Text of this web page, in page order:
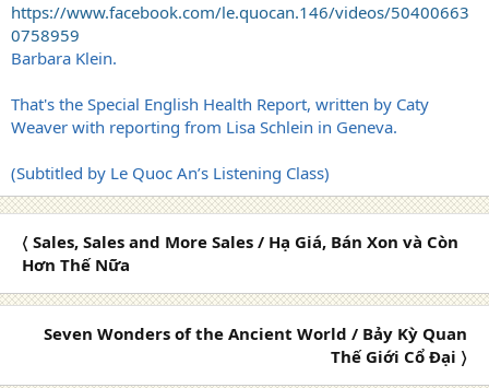
https://www.facebook.com/le.quocan.146/videos/50400663
0758959
Barbara Klein.
That's the Special English Health Report, written by Caty
Weaver with reporting from Lisa Schlein in Geneva.
(Subtitled by Le Quoc An’s Listening Class)
〈 Sales, Sales and More Sales / Hạ Giá, Bán Xon và Còn
Hơn Thế Nữa
Seven Wonders of the Ancient World / Bảy Kỳ Quan
Thế Giới Cổ Đại 〉